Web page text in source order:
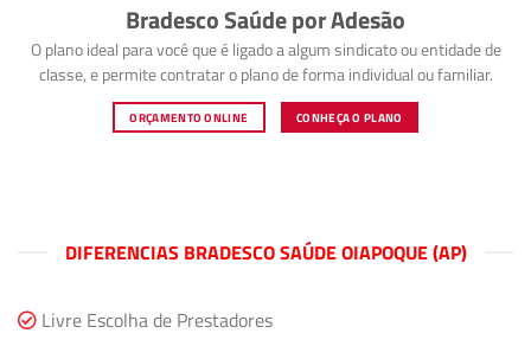
Bradesco Saúde por Adesão
O plano ideal para você que é ligado a algum sindicato ou entidade de
classe, e permite contratar o plano de forma individual ou familiar.
ORÇAMENTO ONLINE CONHEÇA O PLANO
DIFERENCIAS BRADESCO SAÚDE OIAPOQUE (AP)
Livre Escolha de Prestadores